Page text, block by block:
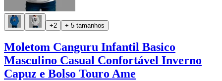
+2 + 5 tamanhos
Moletom Canguru Infantil Basico
Masculino Casual Confortável Inverno
Capuz e Bolso Touro Ame